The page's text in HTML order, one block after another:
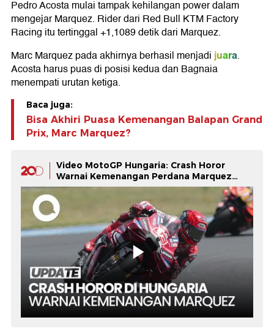
Pedro Acosta mulai tampak kehilangan power dalam
mengejar Marquez. Rider dari Red Bull KTM Factory
Racing itu tertinggal +1,1089 detik dari Marquez.
Marc Marquez pada akhirnya berhasil menjadijuara.
Acosta harus puas di posisi kedua dan Bagnaia
menempati urutan ketiga.
Baca juga:
Bisa Akhiri Puasa Kemenangan Balapan Grand
Prix, Marc Marquez?
Video MotoGP Hungaria: Crash Horor
Warnai Kemenangan Perdana Marquez
Musim Ini